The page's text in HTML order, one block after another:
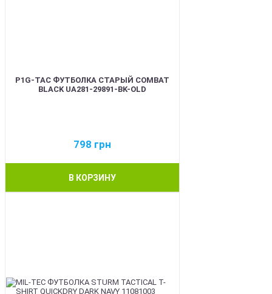
P1G-TAC ФУТБОЛКА СТАРЫЙ COMBAT
BLACK UA281-29891-BK-OLD
798 грн
В КОРЗИНУ